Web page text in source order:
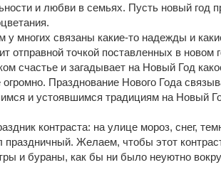
и любви в семьях. Пусть новый год
у многих связаны какие-то надежды и
отправной точкой поставленных в новом
счастье и загадывает на Новый Год
огромно. Празднование Нового Года
и устоявшимся традициям на Новый
контраста: на улице мороз, снег,
праздничный. Желаем, чтобы этот
и бураны, как бы ни было неуютно